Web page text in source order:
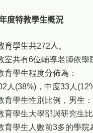
度特教學生概況
育學生共272人 。
室共有6位輔導老師依學
育學生程度分佈為：
人(38%)，中度33人
育學生性別比例，男生
育學生大學部與研究生
育學生人數前3多的學院